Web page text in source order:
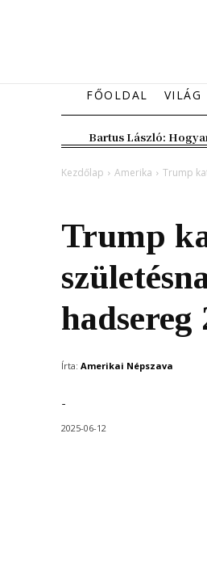
FŐOLDAL VILÁG
Bartus László:
Kezdőlap Amerika Trump
Trump
Írta: Amerikai Népszava
-
2025-06-12